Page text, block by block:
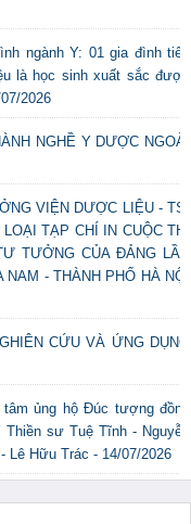
ngành Y: 01 gia đình tiêu
là học sinh xuất sắc được
2026
NGHỀ Y DƯỢC NGOÀI
VIỆN DƯỢC LIỆU - TS.
TẠP CHÍ IN CUỘC THI
TƯỞNG CỦA ĐẢNG LẦN
- THÀNH PHỐ HÀ NỘI
CỨU VÀ ỨNG DỤNG
ủng hộ Đúc tượng đồng
sư Tuệ Tĩnh - Nguyễn
Lê Hữu Trác - 14/07/2026